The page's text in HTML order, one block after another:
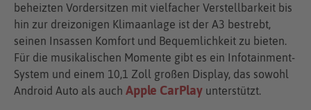
beheizten Vordersitzen mit vielfacher Verstellbarkeit bis
hin zur dreizonigen Klimaanlage ist der A3 bestrebt,
seinen Insassen Komfort und Bequemlichkeit zu bieten.
Für die musikalischen Momente gibt es ein Infotainment-
System und einem 10,1 Zoll großen Display, das sowohl
Android Auto als auch Apple CarPlay unterstützt.